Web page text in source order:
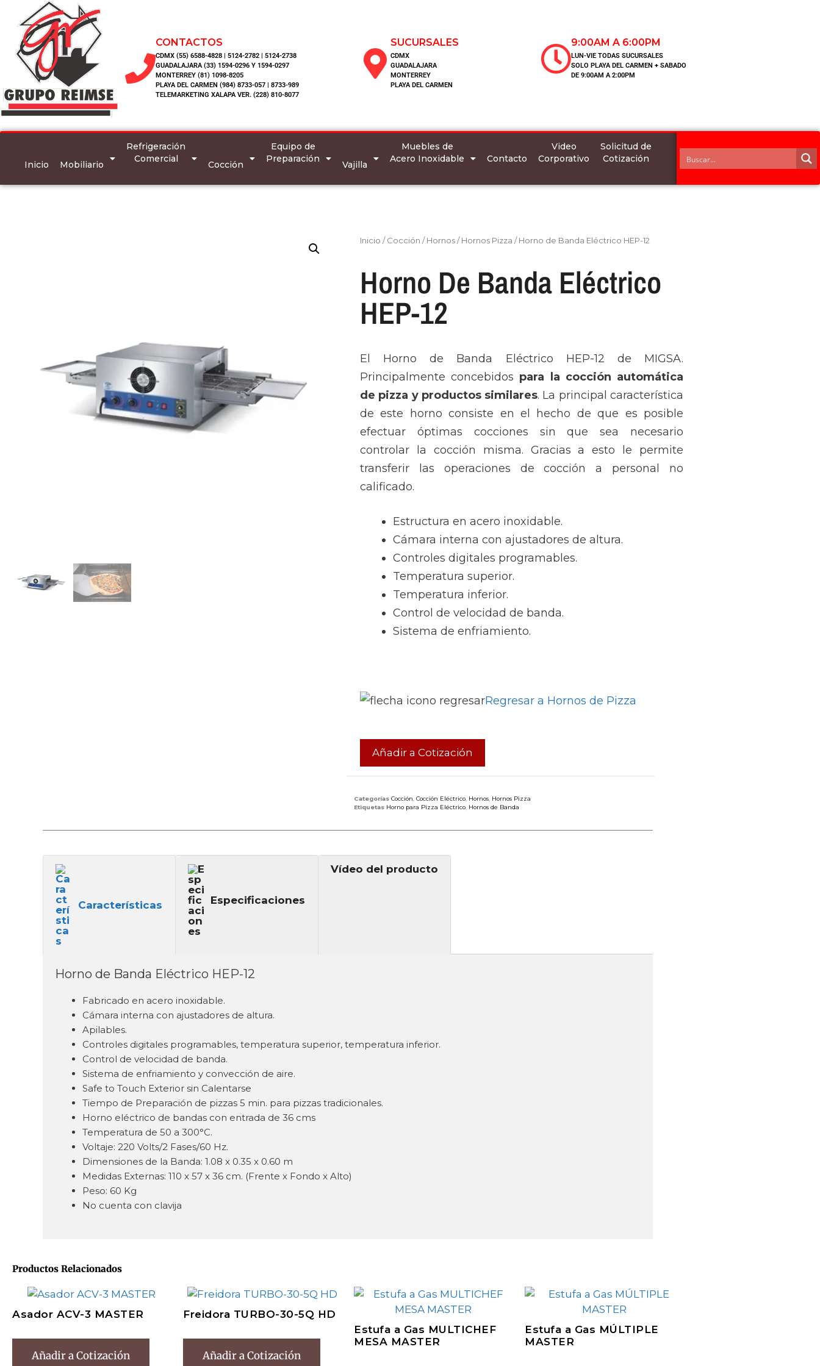
CONTACTOS
CDMX (55) 6588-4828 | 5124-2782 | 5124-2738
GUADALAJARA (33) 1594-0296 Y 1594-0297
MONTERREY (81) 1098-8205
PLAYA DEL CARMEN (984) 8733-057 | 8733-989
TELEMARKETING XALAPA VER. (228) 810-8077
SUCURSALES
CDMX
GUADALAJARA
MONTERREY
PLAYA DEL CARMEN
9:00AM A 6:00PM
LUN-VIE TODAS SUCURSALES
SOLO PLAYA DEL CARMEN + SABADO
DE 9:00AM A 2:00PM
Inicio Mobiliario
Refrigeración
Comercial
Cocción
Equipo de
Preparación
Vajilla
Muebles de
Acero Inoxidable
Contacto
Video
Corporativo
Solicitud de
Cotización
Inicio /Cocción /Hornos/Hornos Pizza / Horno de Banda Eléctrico HEP-12
Horno De Banda Eléctrico
HEP-12
El Horno de Banda Eléctrico HEP-12 de MIGSA.
Principalmente concebidos para la cocción automática
de pizza y productos similares. La principal característica
de este horno consiste en el hecho de que es posible
efectuar óptimas cocciones sin que sea necesario
controlar la cocción misma. Gracias a esto le permite
transferir las operaciones de cocción a personal no
calificado.
Estructura en acero inoxidable.
Cámara interna con ajustadores de altura.
Controles digitales programables.
Temperatura superior.
Temperatura inferior.
Control de velocidad de banda.
Sistema de enfriamiento.
Regresar a Hornos de Pizza
Añadir a Cotización
Categorías Cocción Cocción Eléctrico Hornos Hornos Pizza
Etiquetas Horno para Pizza Eléctrico Hornos de Banda
Características Especificaciones
Vídeo del producto
Horno de Banda Eléctrico HEP-12
Fabricado en acero inoxidable.
Cámara interna con ajustadores de altura.
Apilables.
Controles digitales programables, temperatura superior, temperatura inferior.
Control de velocidad de banda.
Sistema de enfriamiento y convección de aire.
Safe to Touch Exterior sin Calentarse
Tiempo de Preparación de pizzas 5 min. para pizzas tradicionales.
Horno eléctrico de bandas con entrada de 36 cms
Temperatura de 50 a 300°C.
Voltaje: 220 Volts/2 Fases/60 Hz.
Dimensiones de la Banda: 1.08 x 0.35 x 0.60 m
Medidas Externas: 110 x 57 x 36 cm. (Frente x Fondo x Alto)
Peso: 60 Kg
No cuenta con clavija
Productos Relacionados
Asador ACV-3 MASTER
Añadir a Cotización
Freidora TURBO-30-5Q HD
Añadir a Cotización
Estufa a Gas MULTICHEF
MESA MASTER
Estufa a Gas MÚLTIPLE
MASTER